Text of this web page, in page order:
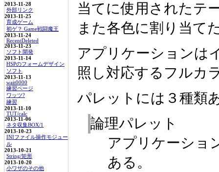
2013-11-28
外部リンク
2013-11-25
育成ゲーム
初ゲ？ Game戦闘魔王
2013-11-24
RecentDeleted
2013-11-23
ソフト開発
2013-11-14
HSPのフォームデザイン
ソフト
2013-11-13
wait0000
練習ページ
ワッツ?
練習
2013-11-10
TUT/calc
2013-11-06
ネタ収集BOX/1
2013-10-23
INIファイル操作モジュー
ル
2013-10-21
String/矩形
2013-10-20
小ワザのその他
当てに使用されたテ
また各色に割り当て
アプリケーションは
照し対応するフルカ
パレットには３種類
論理パレット
アプリケーショ
ある。